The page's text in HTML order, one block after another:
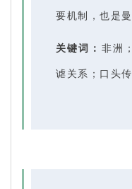
要机制，也是
关键词： 非洲
谑关系；口头